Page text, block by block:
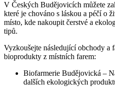
V Českých Budějovicích můžete
⁢které je chováno s láskou a péčí‍ o
místo,​ kde nakoupit čerstvé a
tipů.
Vyzkoušejte následující obchody⁤ a
bioprodukty z ⁤místních farem:
Biofarmerie Budějovická –
dalších ekologických